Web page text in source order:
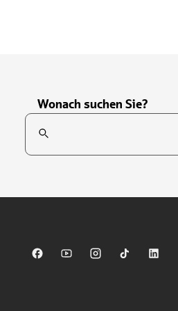
Wonach suchen Sie?
Suchfeld
Sparkasse auf Facebook
Sparkasse auf Youtube
Sparkasse auf
Sparkasse